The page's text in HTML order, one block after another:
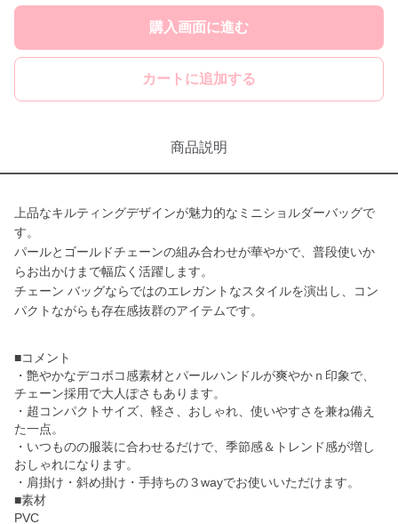
購入画面に進む
カートに追加する
商品説明
上品なキルティングデザインが魅力的なミニショルダーバッグで
す。
パールとゴールドチェーンの組み合わせが華やかで、普段使いか
らお出かけまで幅広く活躍します。
チェーン バッグならではのエレガントなスタイルを演出し、コン
パクトながらも存在感抜群のアイテムです。
■コメント
・艶やかなデコボコ感素材とパールハンドルが爽やかｎ印象で、
チェーン採用で大人ぽさもあります。
・超コンパクトサイズ、軽さ、おしゃれ、使いやすさを兼ね備え
た一点。
・いつものの服装に合わせるだけで、季節感＆トレンド感が増し
おしゃれになります。
・肩掛け・斜め掛け・手持ちの３wayでお使いいただけます。
■素材
PVC